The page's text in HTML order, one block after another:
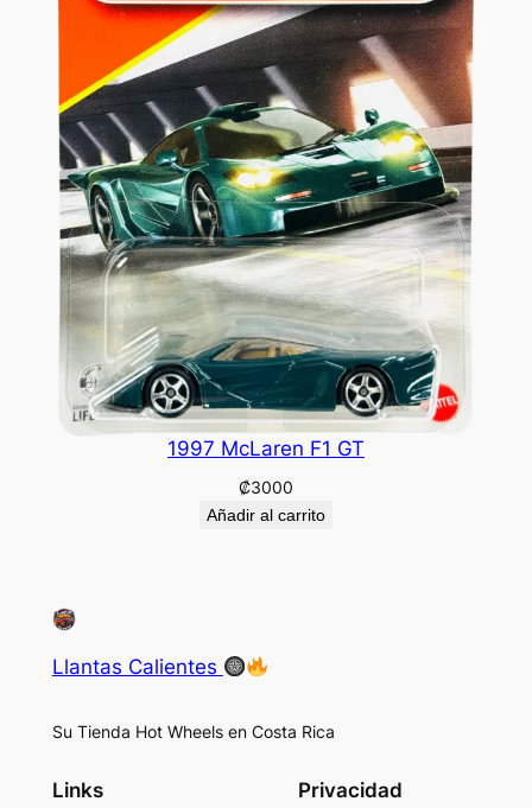
1997 McLaren F1 GT
₡3000
Añadir al carrito
Llantas Calientes
Su Tienda Hot Wheels en Costa Rica
Links Privacidad